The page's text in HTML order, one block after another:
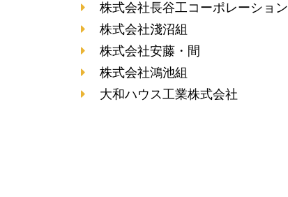
株式会社長谷工コーポレーション
株式会社淺沼組
株式会社安藤・間
株式会社鴻池組
大和ハウス工業株式会社